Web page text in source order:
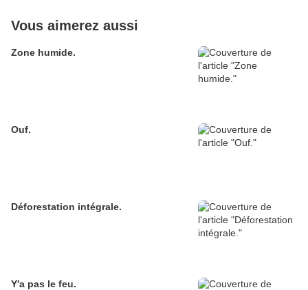
Vous aimerez aussi
Zone humide.
Ouf.
Déforestation intégrale.
Y'a pas le feu.